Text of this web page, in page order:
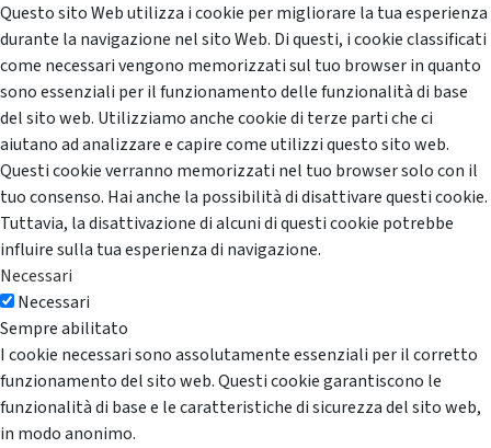
Questo sito Web utilizza i cookie per migliorare la tua esperienza
durante la navigazione nel sito Web. Di questi, i cookie classificati
come necessari vengono memorizzati sul tuo browser in quanto
sono essenziali per il funzionamento delle funzionalità di base
del sito web. Utilizziamo anche cookie di terze parti che ci
aiutano ad analizzare e capire come utilizzi questo sito web.
Questi cookie verranno memorizzati nel tuo browser solo con il
tuo consenso. Hai anche la possibilità di disattivare questi cookie.
Tuttavia, la disattivazione di alcuni di questi cookie potrebbe
influire sulla tua esperienza di navigazione.
Necessari
Necessari
Sempre abilitato
I cookie necessari sono assolutamente essenziali per il corretto
funzionamento del sito web. Questi cookie garantiscono le
funzionalità di base e le caratteristiche di sicurezza del sito web,
in modo anonimo.